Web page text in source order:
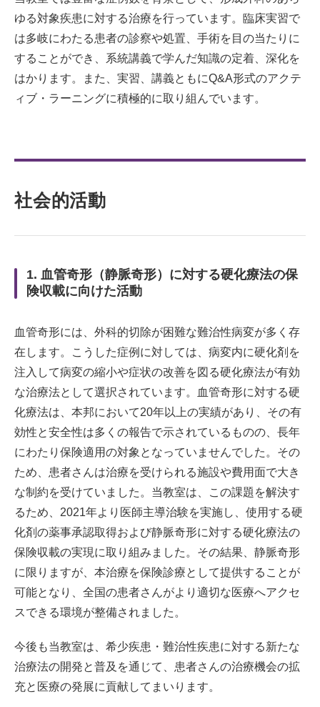
ゆる対象疾患に対する治療を行っています。臨床実習で
は多岐にわたる患者の診察や処置、手術を目の当たりに
することができ、系統講義で学んだ知識の定着、深化を
はかります。また、実習、講義ともにQ&A形式のアクテ
ィブ・ラーニングに積極的に取り組んでいます。
社会的活動
1. 血管奇形（静脈奇形）に対する硬化療法の保
険収載に向けた活動
血管奇形には、外科的切除が困難な難治性病変が多く存
在します。こうした症例に対しては、病変内に硬化剤を
注入して病変の縮小や症状の改善を図る硬化療法が有効
な治療法として選択されています。血管奇形に対する硬
化療法は、本邦において20年以上の実績があり、その有
効性と安全性は多くの報告で示されているものの、長年
にわたり保険適用の対象となっていませんでした。その
ため、患者さんは治療を受けられる施設や費用面で大き
な制約を受けていました。当教室は、この課題を解決す
るため、2021年より医師主導治験を実施し、使用する硬
化剤の薬事承認取得および静脈奇形に対する硬化療法の
保険収載の実現に取り組みました。その結果、静脈奇形
に限りますが、本治療を保険診療として提供することが
可能となり、全国の患者さんがより適切な医療へアクセ
スできる環境が整備されました。
今後も当教室は、希少疾患・難治性疾患に対する新たな
治療法の開発と普及を通じて、患者さんの治療機会の拡
充と医療の発展に貢献してまいります。